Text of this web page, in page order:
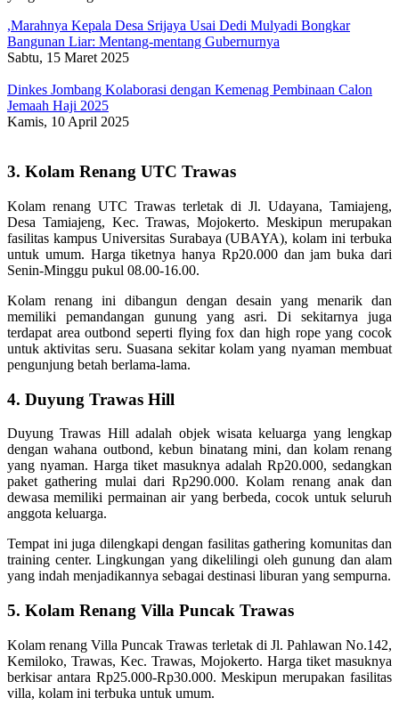
,Marahnya Kepala Desa Srijaya Usai Dedi Mulyadi Bongkar
Bangunan Liar: Mentang-mentang Gubernurnya
Sabtu, 15 Maret 2025
Dinkes Jombang Kolaborasi dengan Kemenag Pembinaan Calon
Jemaah Haji 2025
Kamis, 10 April 2025
3. Kolam Renang UTC Trawas
Kolam renang UTC Trawas terletak di Jl. Udayana, Tamiajeng,
Desa Tamiajeng, Kec. Trawas, Mojokerto. Meskipun merupakan
fasilitas kampus Universitas Surabaya (UBAYA), kolam ini terbuka
untuk umum. Harga tiketnya hanya Rp20.000 dan jam buka dari
Senin-Minggu pukul 08.00-16.00.
Kolam renang ini dibangun dengan desain yang menarik dan
memiliki pemandangan gunung yang asri. Di sekitarnya juga
terdapat area outbond seperti flying fox dan high rope yang cocok
untuk aktivitas seru. Suasana sekitar kolam yang nyaman membuat
pengunjung betah berlama-lama.
4. Duyung Trawas Hill
Duyung Trawas Hill adalah objek wisata keluarga yang lengkap
dengan wahana outbond, kebun binatang mini, dan kolam renang
yang nyaman. Harga tiket masuknya adalah Rp20.000, sedangkan
paket gathering mulai dari Rp290.000. Kolam renang anak dan
dewasa memiliki permainan air yang berbeda, cocok untuk seluruh
anggota keluarga.
Tempat ini juga dilengkapi dengan fasilitas gathering komunitas dan
training center. Lingkungan yang dikelilingi oleh gunung dan alam
yang indah menjadikannya sebagai destinasi liburan yang sempurna.
5. Kolam Renang Villa Puncak Trawas
Kolam renang Villa Puncak Trawas terletak di Jl. Pahlawan No.142,
Kemiloko, Trawas, Kec. Trawas, Mojokerto. Harga tiket masuknya
berkisar antara Rp25.000-Rp30.000. Meskipun merupakan fasilitas
villa, kolam ini terbuka untuk umum.